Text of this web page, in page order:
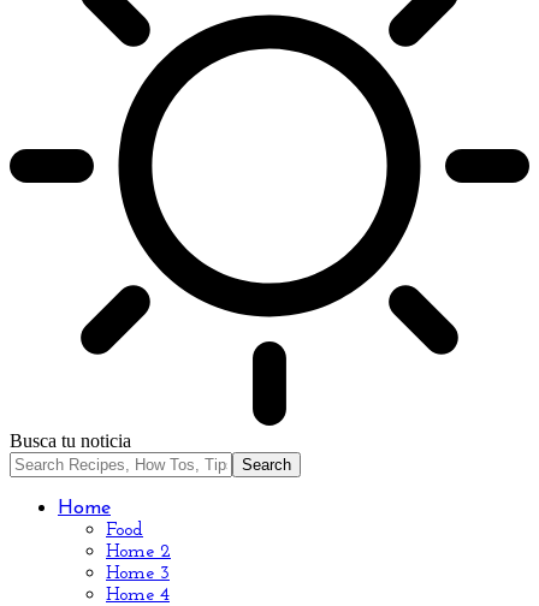
Busca tu noticia
Home
Food
Home 2
Home 3
Home 4